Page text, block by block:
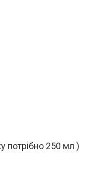
потрібно 250 мл )